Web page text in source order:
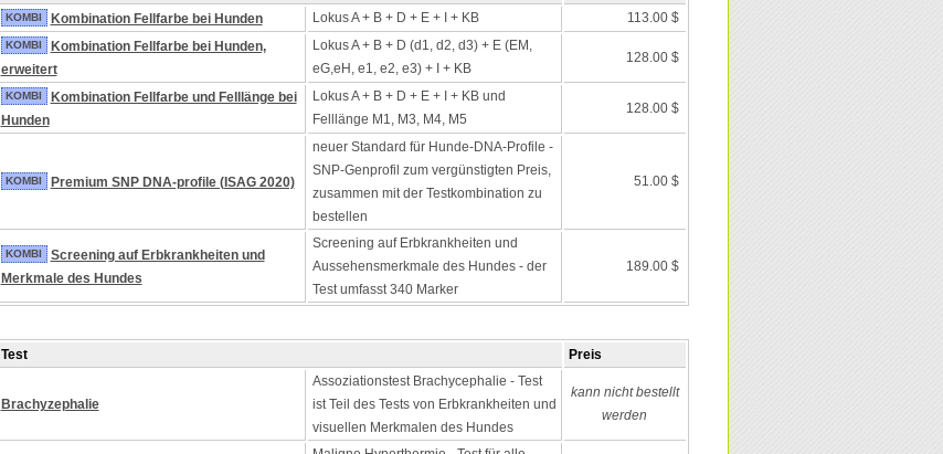
KOMBI Kombination Fellfarbe bei Hunden Lokus A + B + D + E + I + KB 113.00 $
KOMBI
Kombination Fellfarbe bei Hunden,
erweitert
Lokus A + B + D (d1, d2, d3) + E (EM,
eG,eH, e1, e2, e3) + I + KB
128.00 $
KOMBI
Kombination Fellfarbe und Felllänge bei
Hunden
Lokus A + B + D + E + I + KB und
Felllänge M1, M3, M4, M5
128.00 $
KOMBI Premium SNP DNA-profile (ISAG 2020)
neuer Standard für Hunde-DNA-Profile -
SNP-Genprofil zum vergünstigten Preis,
zusammen mit der Testkombination zu
bestellen
51.00 $
KOMBI
Screening auf Erbkrankheiten und
Merkmale des Hundes
Screening auf Erbkrankheiten und
Aussehensmerkmale des Hundes - der
Test umfasst 340 Marker
189.00 $
Test Preis
Brachyzephalie
Assoziationstest Brachycephalie - Test
ist Teil des Tests von Erbkrankheiten und
visuellen Merkmalen des Hundes
kann nicht bestellt
werden